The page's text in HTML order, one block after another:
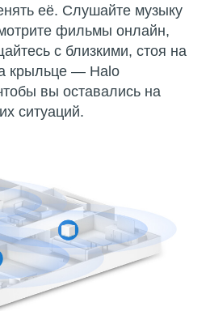
её. Слушайте музыку
фильмы онлайн,
с близкими, стоя на
крыльце — Halo
вы оставались на
ситуаций.